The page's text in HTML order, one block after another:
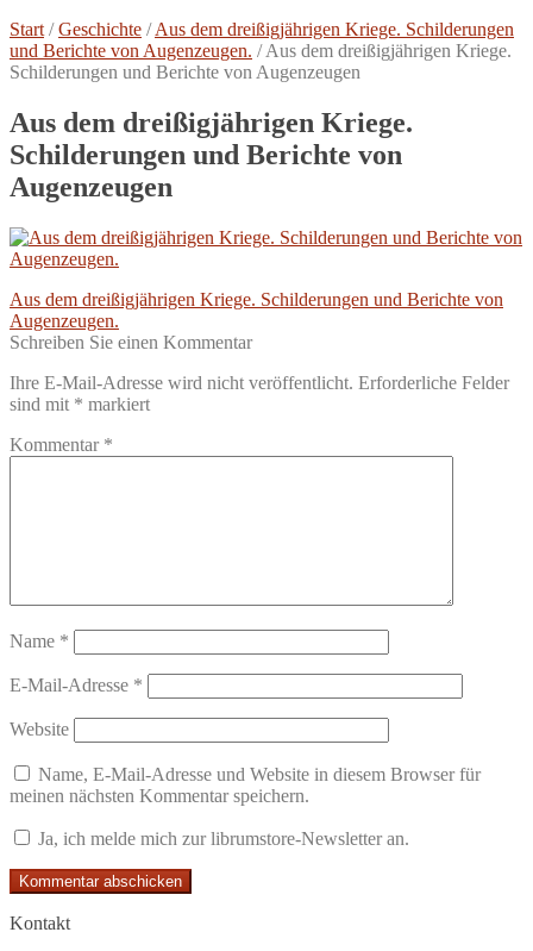
Start /Geschichte /Aus dem dreißigjährigen Kriege. Schilderungen
und Berichte von Augenzeugen. /Aus dem dreißigjährigen Kriege.
Schilderungen und Berichte von Augenzeugen
Aus dem dreißigjährigen Kriege.
Schilderungen und Berichte von
Augenzeugen
Beitragsnavigation
Vorheriger
Beitrag:
Aus dem dreißigjährigen Kriege. Schilderungen und Berichte von
Augenzeugen.
Schreiben Sie einen Kommentar
Ihre E-Mail-Adresse wird nicht veröffentlicht. Erforderliche Felder
sind mit * markiert
Kommentar *
Name *
E-Mail-Adresse *
Website
Name, E-Mail-Adresse und Website in diesem Browser für
meinen nächsten Kommentar speichern.
Ja, ich melde mich zur librumstore-Newsletter an.
Kontakt